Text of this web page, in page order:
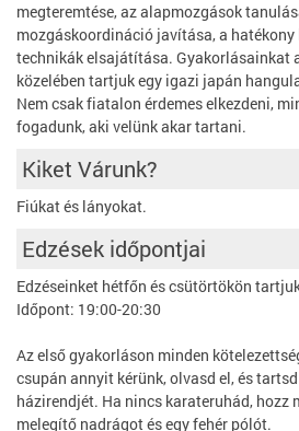
megteremtése, az alapmozgások
mozgáskoordináció javítása, a hatékony
technikák elsajátítása. Gyakorlásainkat
közelében tartjuk egy igazi japán
Nem csak fiatalon érdemes elkezdeni,
fogadunk, aki velünk akar tartani.
Kiket Várunk?
Fiúkat és lányokat.
Edzések időpontjai
Edzéseinket hétfőn és csütörtökön
Időpont: 19:00-20:30
Az első gyakorláson minden
csupán annyit kérünk, olvasd el, és
házirendjét. Ha nincs karateruhád, hozz
melegítő nadrágot és egy fehér pólót.